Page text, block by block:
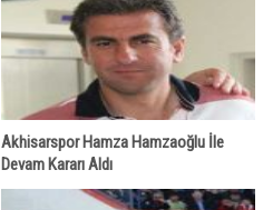
Akhisarspor Hamza Hamzaoğlu İle
Devam Kararı Aldı